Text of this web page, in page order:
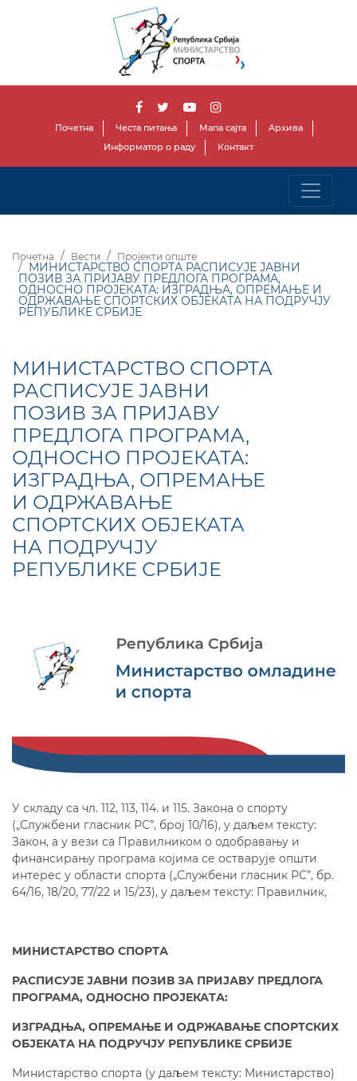
Почетна Честа питања Мапа сајта
Архива
Информатор о раду
Контакт
Почетна Вести Пројекти опште
МИНИСТАРСТВО СПОРТА РАСПИСУЈЕ ЈАВНИ
ПОЗИВ ЗА ПРИЈАВУ ПРЕДЛОГА ПРОГРАМА,
ОДНОСНО ПРОЈЕКАТА: ИЗГРАДЊА, ОПРЕМАЊЕ И
ОДРЖАВАЊЕ СПОРТСКИХ ОБЈЕКАТА НА ПОДРУЧЈУ
РЕПУБЛИКЕ СРБИЈЕ
МИНИСТАРСТВО СПОРТА
РАСПИСУЈЕ ЈАВНИ
ПОЗИВ ЗА ПРИЈАВУ
ПРЕДЛОГА ПРОГРАМА,
ОДНОСНО ПРОЈЕКАТА:
ИЗГРАДЊА, ОПРЕМАЊЕ
И ОДРЖАВАЊЕ
СПОРТСКИХ ОБЈЕКАТА
НА ПОДРУЧЈУ
РЕПУБЛИКЕ СРБИЈЕ
У складу са чл. 112, 113, 114. и 115. Закона о спорту
(„Службени гласник РС”, број 10/16), у даљем тексту:
Закон, а у вези са Правилником о одобравању и
финансирању програма којима се остварује општи
интерес у области спорта („Службени гласник РС”, бр.
64/16, 18/20, 77/22 и 15/23), у даљем тексту: Правилник,
МИНИСТАРСТВО СПОРТА
РАСПИСУЈЕ ЈАВНИ ПОЗИВ ЗА ПРИЈАВУ ПРЕДЛОГА
ПРОГРАМА, ОДНОСНО ПРОЈЕКАТА:
ИЗГРАДЊА, ОПРЕМАЊЕ И ОДРЖАВАЊЕ СПОРТСКИХ
ОБЈЕКАТА НА ПОДРУЧЈУ РЕПУБЛИКЕ СРБИЈЕ
Министарство спорта (у даљем тексту: Министарство)